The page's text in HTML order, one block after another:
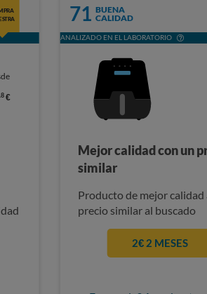
€
71 BUENA
CALIDAD
ANALIZADO EN EL LABORATORIO
Mejor calidad con un
similar
Producto de mejor calidad
precio similar al buscado
2€ 2 MESES